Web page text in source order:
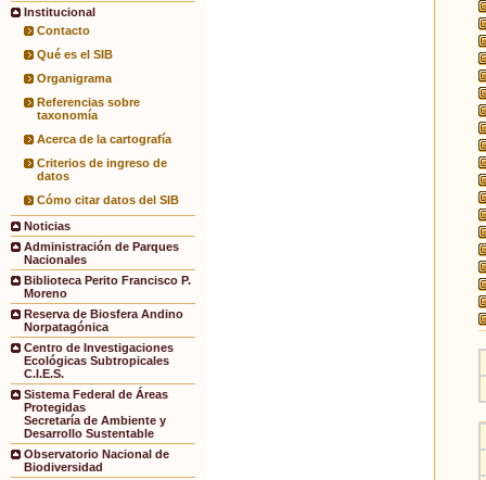
Institucional
Contacto
Qué es el SIB
Organigrama
Referencias sobre
taxonomía
Acerca de la cartografía
Criterios de ingreso de
datos
Cómo citar datos del SIB
Noticias
Administración de Parques
Nacionales
Biblioteca Perito Francisco P.
Moreno
Reserva de Biosfera Andino
Norpatagónica
Centro de Investigaciones
Ecológicas Subtropicales
C.I.E.S.
Sistema Federal de Áreas
Protegidas
Secretaría de Ambiente y
Desarrollo Sustentable
Observatorio Nacional de
Biodiversidad